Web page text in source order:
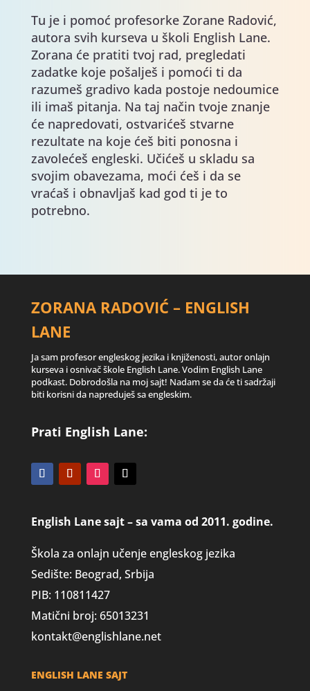
Tu je i pomoć profesorke Zorane Radović,
autora svih kurseva u školi English Lane.
Zorana će pratiti tvoj rad, pregledati
zadatke koje pošalješ i pomoći ti da
razumeš gradivo kada postoje nedoumice
ili imaš pitanja. Na taj način tvoje znanje
će napredovati, ostvarićeš stvarne
rezultate na koje ćeš biti ponosna i
zavolećeš engleski. Učićeš u skladu sa
svojim obavezama, moći ćeš i da se
vraćaš i obnavljaš kad god ti je to
potrebno.
ZORANA RADOVIĆ – ENGLISH
LANE
Ja sam profesor engleskog jezika i knjiženosti, autor onlajn
kurseva i osnivač škole English Lane. Vodim English Lane
podkast. Dobrodošla na moj sajt! Nadam se da će ti sadržaji
biti korisni da napreduješ sa engleskim.
Prati English Lane:
English Lane sajt – sa vama od 2011. godine.
Škola za onlajn učenje engleskog jezika
Sedište: Beograd, Srbija
PIB: 110811427
Matični broj: 65013231
kontakt@englishlane.net
ENGLISH LANE SAJT